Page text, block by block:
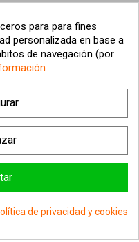

para para fines
personalizada en base a
de navegación (por
de privacidad y cookies